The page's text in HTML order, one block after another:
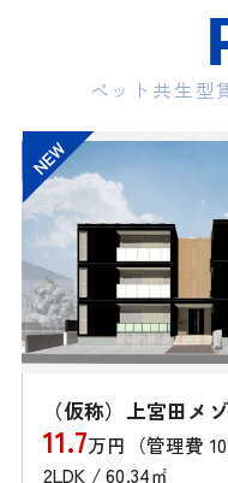
ペット共生型
NEW
（仮称）上宮田メ
11.7万円（管理費
2LDK / 60.34㎡